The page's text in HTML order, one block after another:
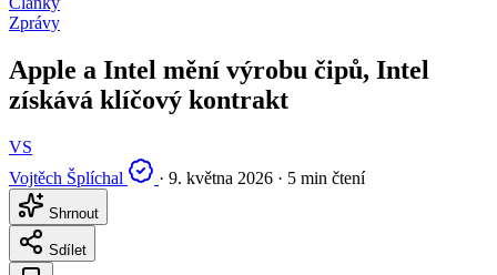
Zprávy
Apple a Intel mění výrobu čipů, Intel
získává klíčový kontrakt
VS
Vojtěch Šplíchal
· 9. května 2026 · 5 min čtení
Shrnout
Sdílet